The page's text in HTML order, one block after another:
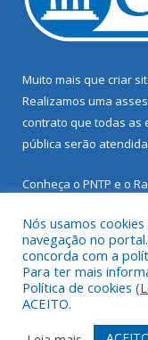
Muito mais que criar
Realizamos uma
contrato que todas as
pública serão
Conheça o PNTP e o
Todos os direitos
Mapa do Site
Nós usamos
navegação no
concorda com a
Para ter mais
Política de cookies (
ACEITO.